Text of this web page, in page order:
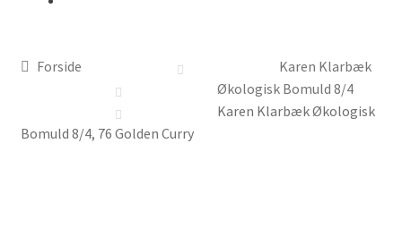
Om Astrids butik
Kalender
Forside
Karen Klarbæk
Økologisk Bomuld 8/4
Karen Klarbæk Økologisk
Bomuld 8/4, 76 Golden Curry